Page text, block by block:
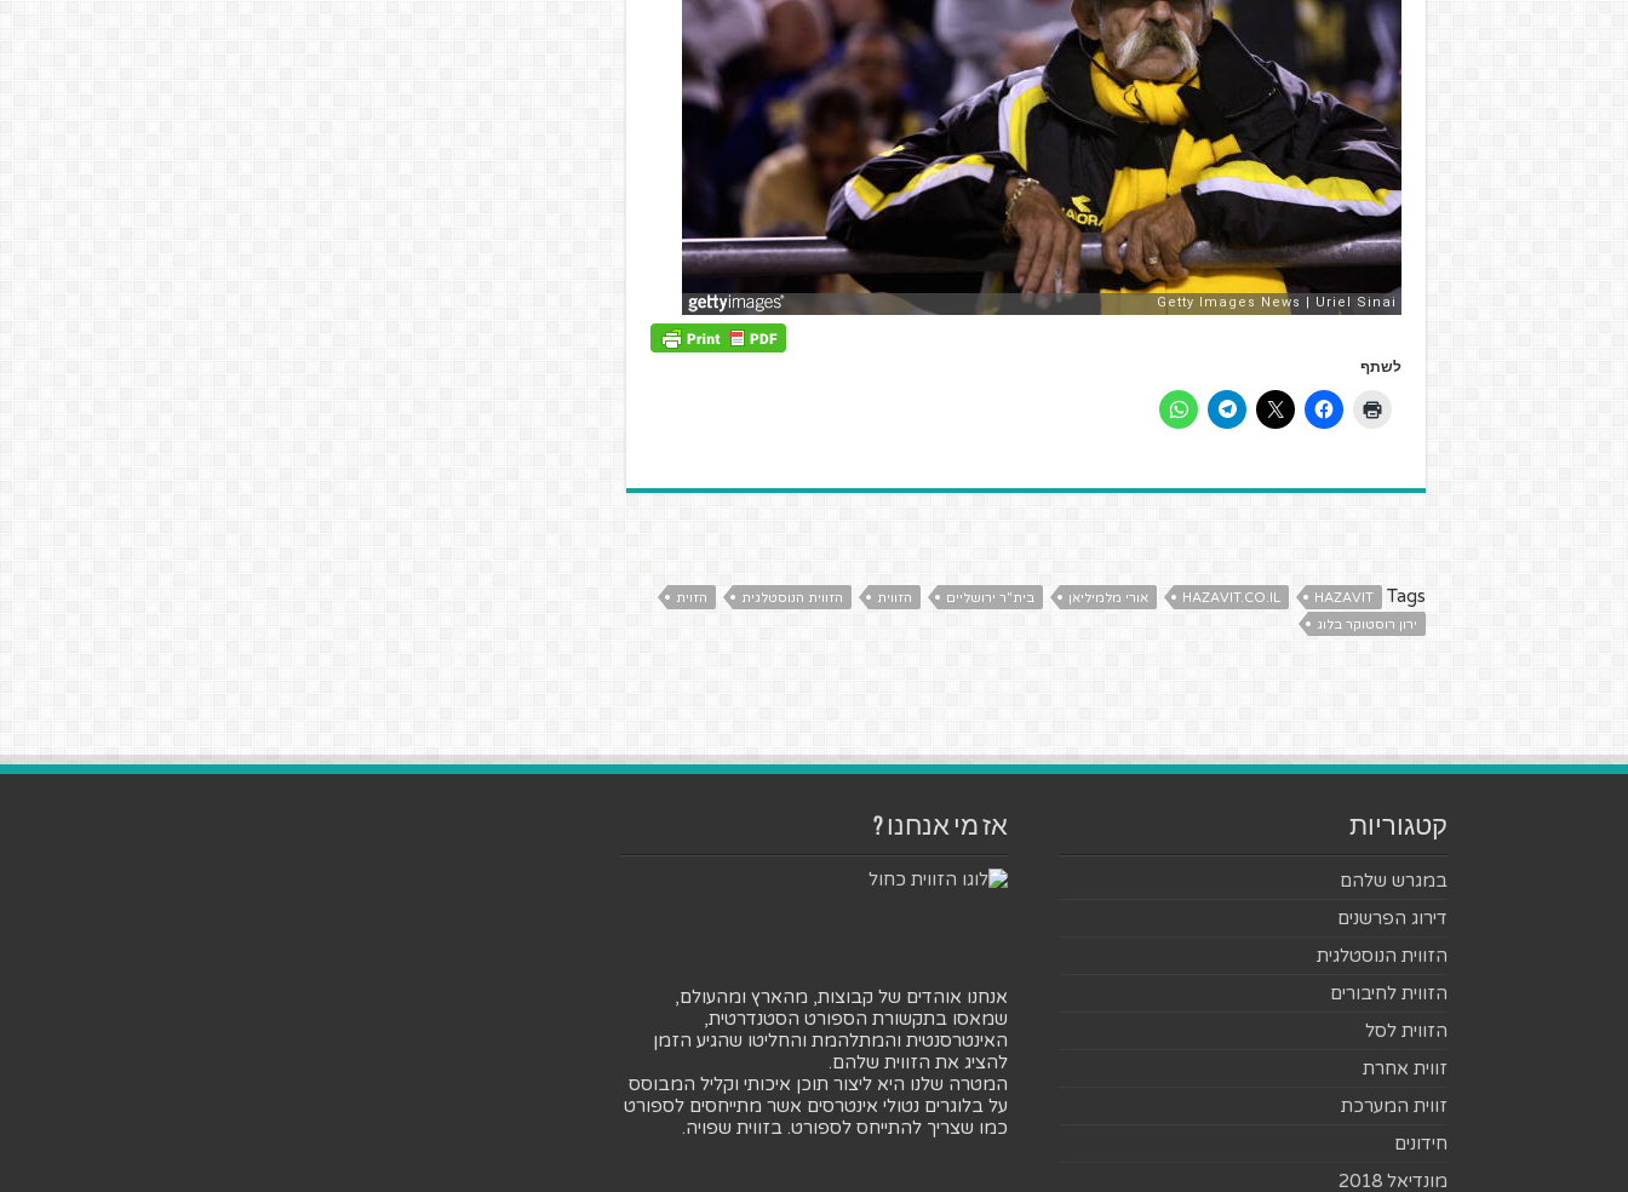
לשתף
Tags
HAZAVIT
HAZAVIT.CO.IL אורי מלמיליאן בית"ר ירושליים הזווית הזווית הנוסטלגית
הזוית
ירון רוסטוקר בלוג
קטגוריות
במגרש שלהם
דירוג הפרשנים
הזווית הנוסטלגית
הזווית לחיבורים
הזווית לסל
זווית אחרת
זווית המערכת
חידונים
מונדיאל 2018
אז מי אנחנו ?
אנחנו אוהדים של קבוצות, מהארץ ומהעולם,
שמאסו בתקשורת הספורט הסטנדרטית,
האינטרסנטית והמתלהמת והחליטו שהגיע הזמן
להציג את הזווית שלהם.
המטרה שלנו היא ליצור תוכן איכותי וקליל המבוסס
על בלוגרים נטולי אינטרסים אשר מתייחסים לספורט
כמו שצריך להתייחס לספורט. בזווית שפויה.